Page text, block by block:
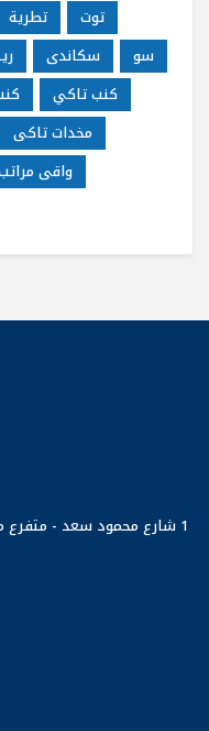
تطرية
توت
سكاندى
سو
كنب تاكي
مخدات تاكى
واقى
1 شارع محمود سعد -